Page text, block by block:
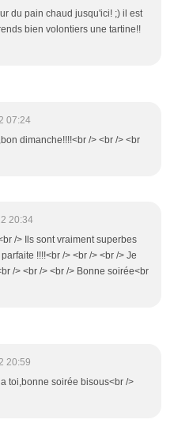
du pain chaud jusqu'ici! ;) il est
bien volontiers une tartine!!
07:24
dimanche!!!!<br /> <br /> <br
20:34
/> Ils sont vraiment superbes
!!!!<br /> <br /> <br /> Je
/> <br /> <br /> Bonne soirée<br
20:59
toi,bonne soirée bisous<br />